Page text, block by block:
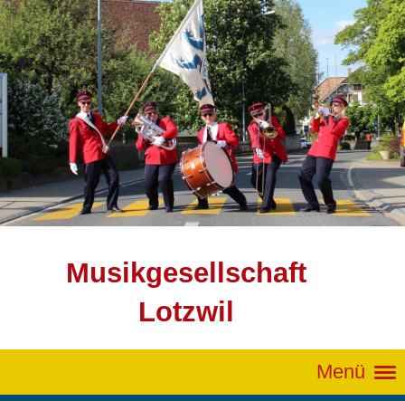
Musikgesellschaft
Lotzwil
Menü